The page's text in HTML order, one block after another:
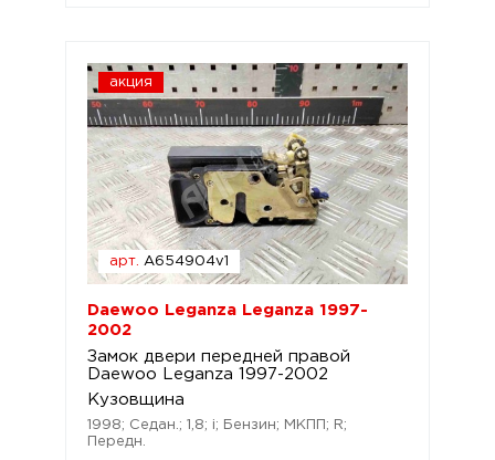
акция
арт. A654904v1
Daewoo Leganza Leganza 1997-
2002
Замок двери передней правой
Daewoo Leganza 1997-2002
Кузовщина
1998; Седан.; 1,8; i; Бензин; МКПП; R;
Передн.